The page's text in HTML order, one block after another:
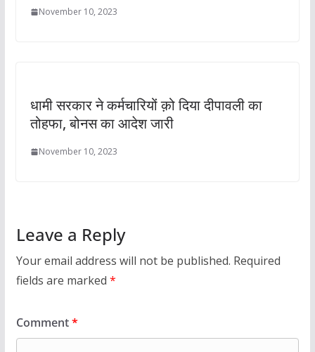
November 10, 2023
धामी सरकार ने कर्मचारियों क़ो दिया दीपावली का
तोहफा, बोनस का आदेश जारी
November 10, 2023
Leave a Reply
Your email address will not be published. Required
fields are marked *
Comment*